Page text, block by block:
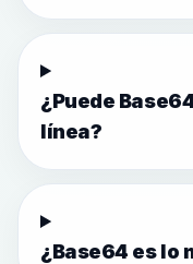
¿Puede
línea?
¿Base64 es lo